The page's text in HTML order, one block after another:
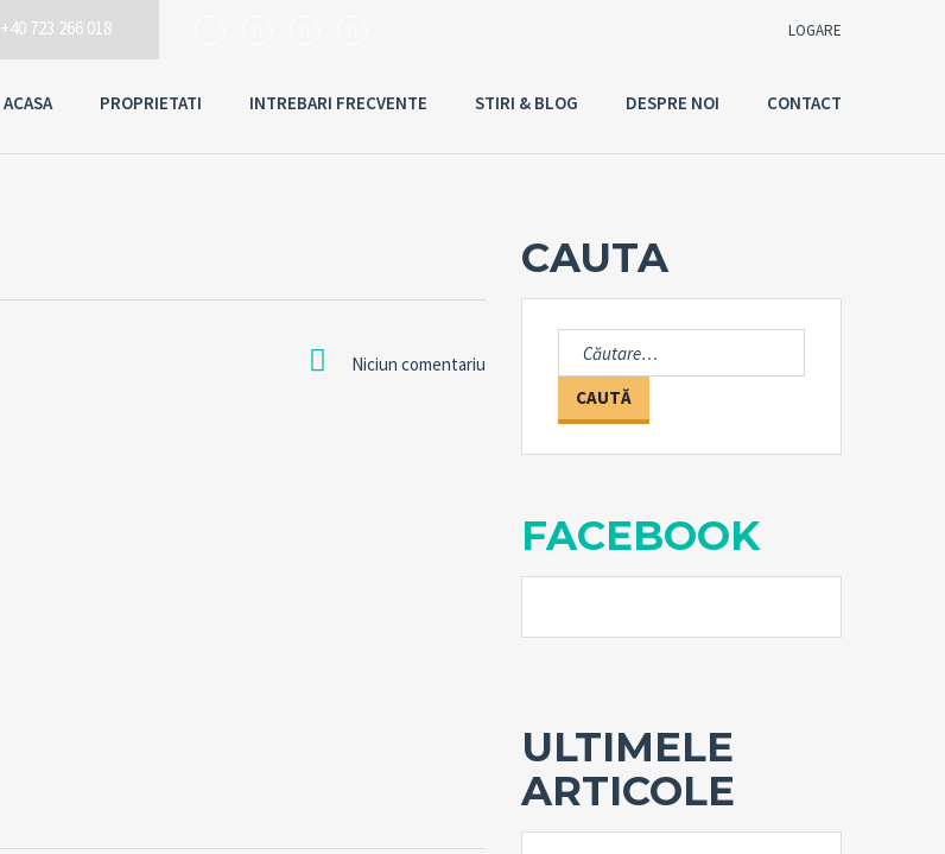
+40 723 266 018 LOGARE
Ai uitat
ACASA PROPRIETATI INTREBARI FRECVENTE STIRI & BLOG DESPRE NOI CONTACT
Niciun comentariu
CAUTA
Caută
după:
FACEBOOK
ULTIMELE
ARTICOLE